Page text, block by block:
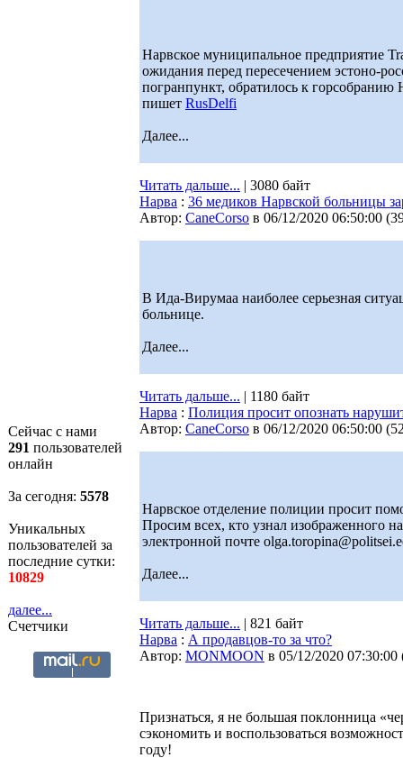
Сейчас с нами
291 пользователей
онлайн
За сегодня: 5578
Уникальных
пользователей за
последние сутки:
10829
далее...
Счетчики
Нарвское муниципальное предприятие
ожидания перед пересечением эстоно-
погранпункт, обратилось к
пишет RusDelfi
Далее...
Читать дальше... | 3080 байт
Нарва : 36 медиков Нарвской больницы
Автор: CaneCorso в 06/12/2020 06:50:00 (
В Ида-Вирумаа наиболее серьезная
больнице.
Далее...
Читать дальше... | 1180 байт
Нарва : Полиция просит опознать
Автор: CaneCorso в 06/12/2020 06:50:00 (
Нарвское отделение полиции просит
Просим всех, кто узнал изображенного
электронной почте
Далее...
Читать дальше... | 821 байт
Нарва : А продавцов-то за что?
Автор: MONMOON в 05/12/2020 07:30:00
Признаться, я не большая поклонница
сэкономить и воспользоваться
году!